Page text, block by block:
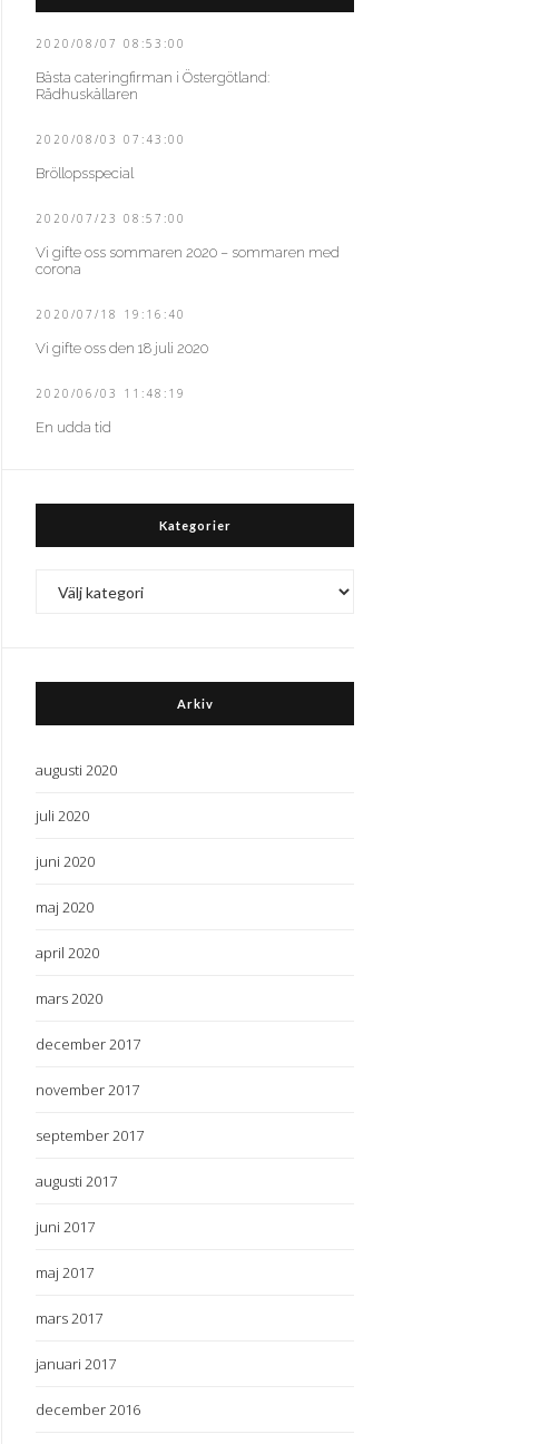
2020/08/07 08:53:00
Bästa cateringfirman i Östergötland:
Rådhuskällaren
2020/08/03 07:43:00
Bröllopsspecial
2020/07/23 08:57:00
Vi gifte oss sommaren 2020 – sommaren med
corona
2020/07/18 19:16:40
Vi gifte oss den 18 juli 2020
2020/06/03 11:48:19
En udda tid
Kategorier
Arkiv
augusti 2020
juli 2020
juni 2020
maj 2020
april 2020
mars 2020
december 2017
november 2017
september 2017
augusti 2017
juni 2017
maj 2017
mars 2017
januari 2017
december 2016